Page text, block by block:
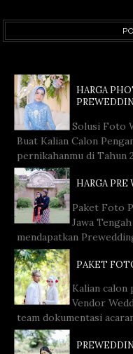
HARGA
Solusi Foto
Buat Kalian Calon
pernikahanmu di Tahun
HARGA
Paket Foto
Jawa
mendapatkan
PAKET
Kalian calon
Vendor
team dokumentasi